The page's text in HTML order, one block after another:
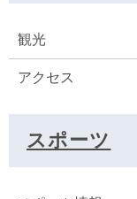
観光
アクセス
スポーツ